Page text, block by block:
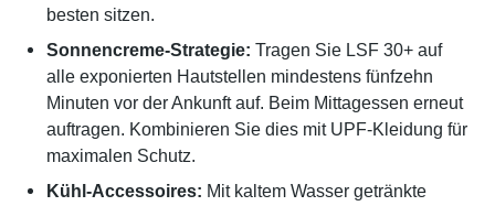
besten sitzen.
Sonnencreme-Strategie: Tragen Sie LSF 30+ auf
alle exponierten Hautstellen mindestens fünfzehn
Minuten vor der Ankunft auf. Beim Mittagessen erneut
auftragen. Kombinieren Sie dies mit UPF-Kleidung für
maximalen Schutz.
Kühl-Accessoires: Mit kaltem Wasser getränkte